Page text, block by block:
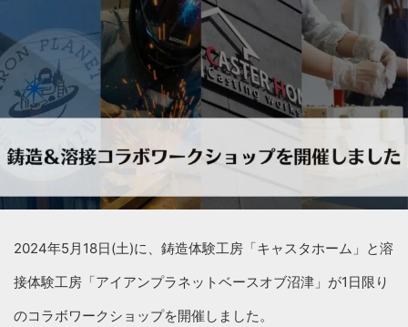
2024年5月18日(土)に、鋳造体験工房「キャスタホーム」と溶
接体験工房「アイアンプラネットベースオブ沼津」が1日限り
のコラボワークショップを開催しました。